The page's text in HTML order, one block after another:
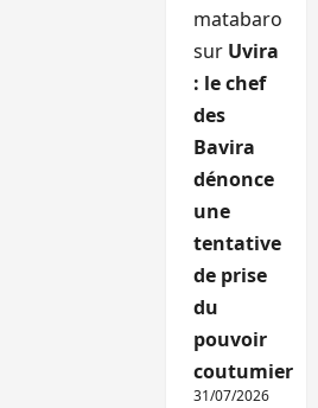
matabaro
sur Uvira
: le chef
des
Bavira
dénonce
une
tentative
de prise
du
pouvoir
coutumier
31/07/2026